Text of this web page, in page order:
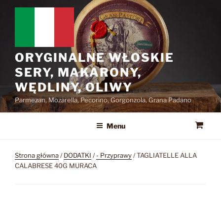
Przejdź
ORYGINALNE WŁOSKIE
SERY, MAKARONY,
WĘDLINY, OLIWY
Parmezan, Mozarella, Pecorino, Gorgonzola, Grana Padano
Menu
Strona główna/DODATKI /- Przyprawy/ TAGLIATELLE ALLA
CALABRESE 40G MURACA